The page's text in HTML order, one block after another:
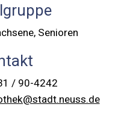
Senioren
/ 90-4242